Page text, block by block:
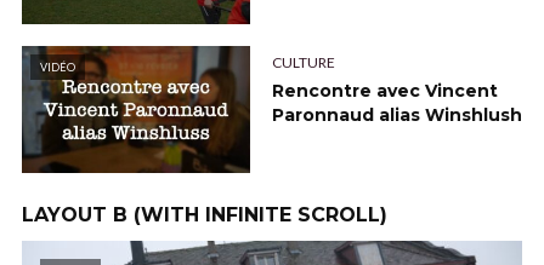
VIDÉO CULTURE
Rencontre avec Vincent
Paronnaud alias Winshlush
LAYOUT B (WITH INFINITE SCROLL)